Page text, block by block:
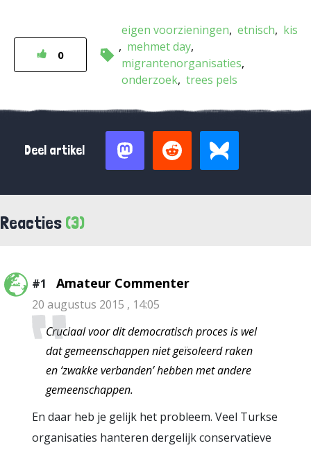
0
eigen voorzieningen etnisch
kis
mehmet day
migrantenorganisaties
onderzoek trees pels
Deel artikel
Reacties (3)
#1 Amateur Commenter
20 augustus 2015 , 14:05
Cruciaal voor dit democratisch proces is wel
dat gemeenschappen niet geïsoleerd raken
en ‘zwakke verbanden’ hebben met andere
gemeenschappen.
En daar heb je gelijk het probleem. Veel Turkse
organisaties hanteren dergelijk conservatieve